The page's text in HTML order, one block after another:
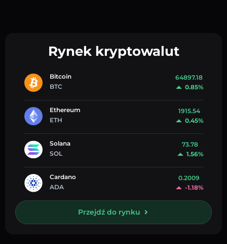
Rynek kryptowalut
Bitcoin
BTC
64897.18
0.85%
Ethereum
ETH
1915.54
0.45%
Solana
SOL
73.78
1.56%
Cardano
ADA
0.2009
-1.18%
Przejdź do rynku